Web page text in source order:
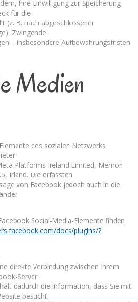
Ihre Einwilligung zur Speicherung
für die
(z. B. nach abgeschlossener
Zwingende
– insbesondere Aufbewahrungsfristen
Medien
des sozialen Netzwerks
Platforms Ireland Limited, Merrion
Irland. Die erfassten
von Facebook jedoch auch in die
Social-Media-Elemente finden
docs/plugins/?
direkte Verbindung zwischen Ihrem
Server
dadurch die Information, dass Sie mit
besucht